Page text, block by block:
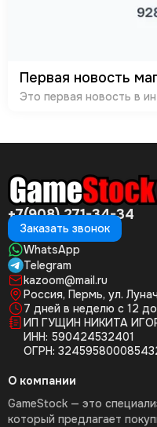
Первая новость
Это первая новость в
+7(908) 271-34-34
Заказать звонок
WhatsApp
Telegram
kazoom@mail.ru
Россия, Пермь, ул.
7 дней в неделю с 12
ИП ГУЩИН НИКИТА
ИНН: 590424532401
ОГРН:
О компании
GameStock — это
который предлагает